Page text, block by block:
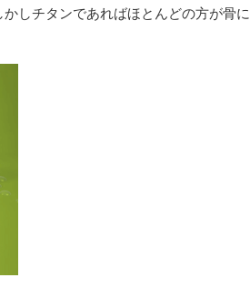
しチタンであればほとんどの方が骨に